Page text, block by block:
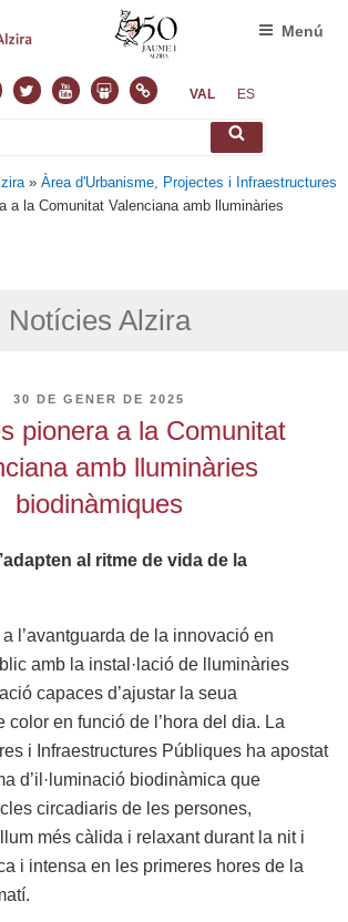
TwitterYoutubeSlideshare
NormasVAL ES
Cerca
Menú
»Àrea d'Urbanisme, Projectes i Infraestructures
a la Comunitat Valenciana amb lluminàries
Notícies Alzira
PUBLICAT
30 DE GENER DE 2025
pionera a la Comunitat
amb lluminàries
biodinàmiques
al ritme de vida de la
l’avantguarda de la innovació en
amb la instal·lació de lluminàries
capaces d’ajustar la seua
color en funció de l’hora del dia. La
i Infraestructures Públiques ha apostat
d’il·luminació biodinàmica que
circadiaris de les persones,
més càlida i relaxant durant la nit i
i intensa en les primeres hores de la